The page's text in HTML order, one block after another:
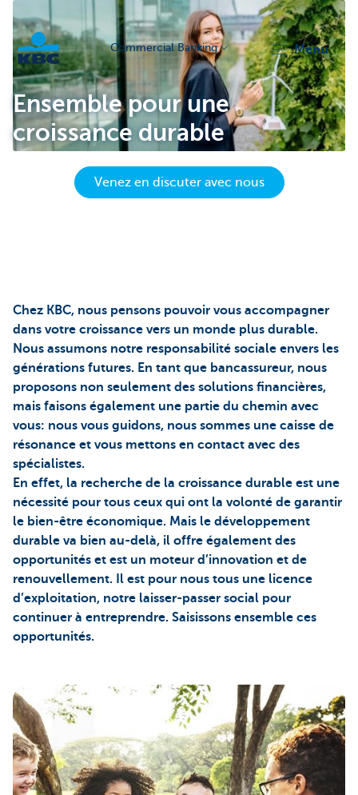
KBC
Commercial Banking menu
Ensemble pour une
croissance durable
Venez en discuter avec nous
Chez KBC, nous pensons pouvoir vous accompagner
dans votre croissance vers un monde plus durable.
Nous assumons notre responsabilité sociale envers les
générations futures. En tant que bancassureur, nous
proposons non seulement des solutions financières,
mais faisons également une partie du chemin avec
vous: nous vous guidons, nous sommes une caisse de
résonance et vous mettons en contact avec des
spécialistes.
En effet, la recherche de la croissance durable est une
nécessité pour tous ceux qui ont la volonté de garantir
le bien-être économique. Mais le développement
durable va bien au-delà, il offre également des
opportunités et est un moteur d’innovation et de
renouvellement. Il est pour nous tous une licence
d’exploitation, notre laisser-passer social pour
continuer à entreprendre. Saisissons ensemble ces
opportunités.